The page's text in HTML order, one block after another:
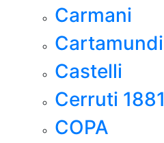
Carmani
Cartamundi
Castelli
Cerruti 1881
COPA